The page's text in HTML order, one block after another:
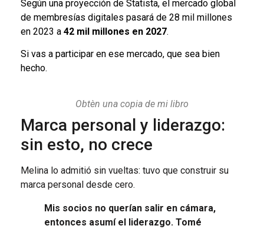
Según una proyección de Statista, el mercado global
de membresías digitales pasará de 28 mil millones
en 2023 a 42 mil millones en 2027.
Si vas a participar en ese mercado, que sea bien
hecho.
Obtèn una copia de mi libro
Marca personal y liderazgo:
sin esto, no crece
Melina lo admitió sin vueltas: tuvo que construir su
marca personal desde cero.
Mis socios no querían salir en cámara,
entonces asumí el liderazgo. Tomé